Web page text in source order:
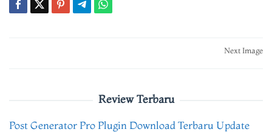
Next Image
Review Terbaru
Post Generator Pro Plugin Download Terbaru Update